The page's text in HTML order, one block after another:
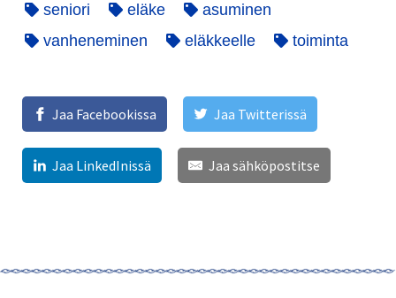
seniori eläke
asuminen
vanheneminen
eläkkeelle toiminta
Jaa Facebookissa Jaa Twitterissä
Jaa LinkedInissä Jaa sähköpostitse